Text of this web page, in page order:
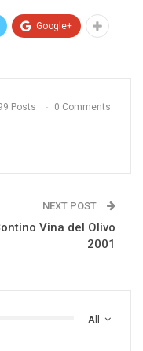
Google+
Posts 0 Comments
NEXT POST
Vina del Olivo
2001
All